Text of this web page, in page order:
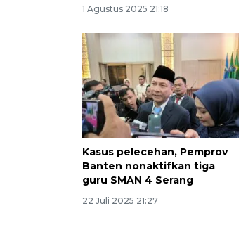
1 Agustus 2025 21:18
Kasus pelecehan, Pemprov
Banten nonaktifkan tiga
guru SMAN 4 Serang
22 Juli 2025 21:27